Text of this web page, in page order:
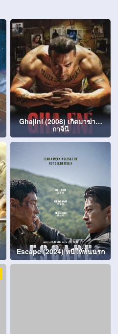
Ghajini (2008) เกิดมาฆ่า…
กาจินี
Escape (2024) หนีให้พ้นนรก